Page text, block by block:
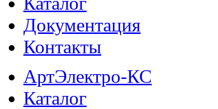
Документация
Контакты
АртЭлектро-КС
Каталог